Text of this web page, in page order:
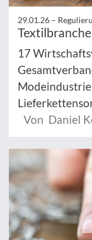
29.01.26 –
17
Von Daniel